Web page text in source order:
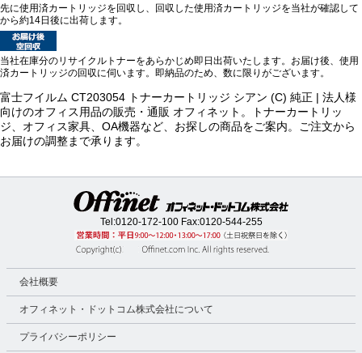
先に使用済カートリッジを回収し、回収した使用済カートリッジを当社が確認して
から約14日後に出荷します。
当社在庫分のリサイクルトナーをあらかじめ即日出荷いたします。お届け後、使用
済カートリッジの回収に伺います。即納品のため、数に限りがございます。
富士フイルム CT203054 トナーカートリッジ シアン (C) 純正 | 法人様
向けのオフィス用品の販売・通販 オフィネット。トナーカートリッ
ジ、オフィス家具、OA機器など、お探しの商品をご案内。ご注文から
お届けの調整まで承ります。
Tel:0120-172-100Fax:0120-544-255
会社概要
オフィネット・ドットコム株式会社について
プライバシーポリシー